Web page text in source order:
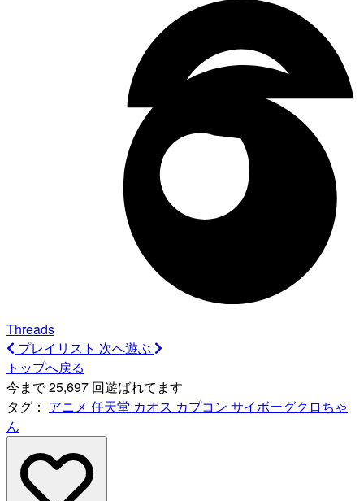
Threads
プレイリスト 次へ遊ぶ
トップへ戻る
今まで 25,697 回遊ばれてます
タグ： アニメ 任天堂 カオス カプコン サイボーグクロちゃ
ん